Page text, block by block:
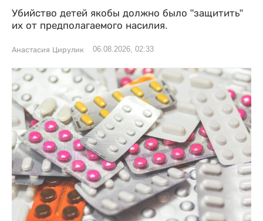
Убийство детей якобы должно было "защитить"
их от предполагаемого насилия.
Анастасия Цирулик 06.08.2026, 02:33